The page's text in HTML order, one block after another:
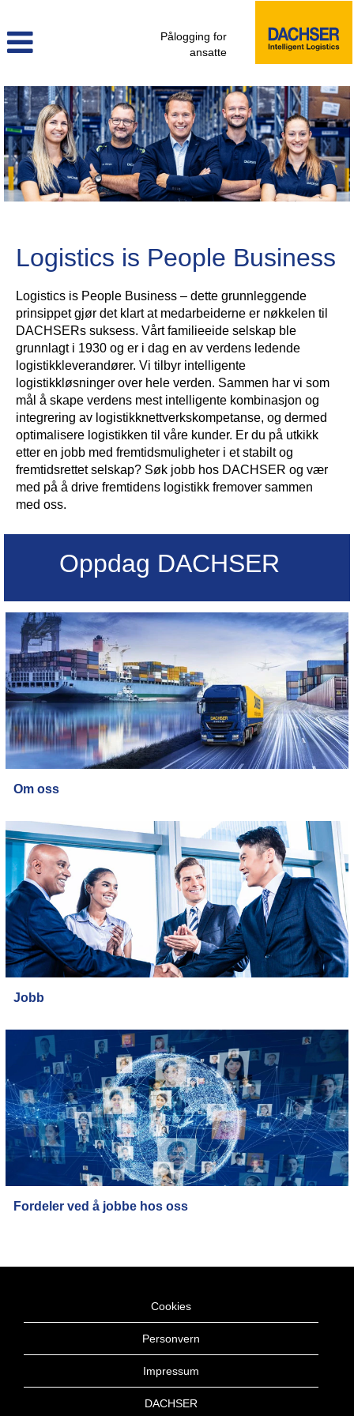
Pålogging for
ansatte
Logistics is People Business
Logistics is People Business – dette grunnleggende
prinsippet gjør det klart at medarbeiderne er nøkkelen til
DACHSERs suksess. Vårt familieeide selskap ble
grunnlagt i 1930 og er i dag en av verdens ledende
logistikkleverandører. Vi tilbyr intelligente
logistikkløsninger over hele verden. Sammen har vi som
mål å skape verdens mest intelligente kombinasjon og
integrering av logistikknettverkskompetanse, og dermed
optimalisere logistikken til våre kunder. Er du på utkikk
etter en jobb med fremtidsmuligheter i et stabilt og
fremtidsrettet selskap? Søk jobb hos DACHSER og vær
med på å drive fremtidens logistikk fremover sammen
med oss.
Oppdag DACHSER
Om oss
Jobb
Fordeler ved å jobbe hos oss
Cookies
Personvern
Impressum
DACHSER